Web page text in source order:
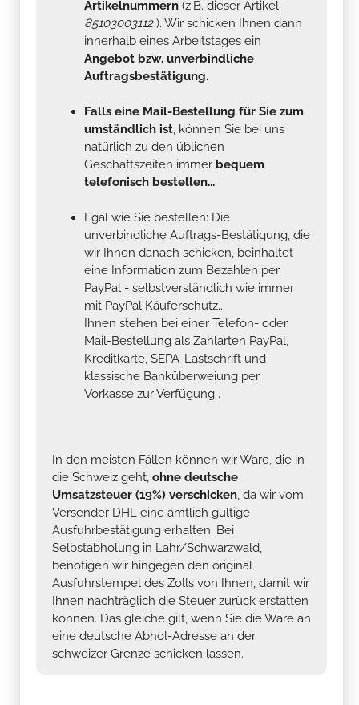
Artikelnummern (z.B. dieser Artikel:
85103003112). Wir schicken Ihnen dann
innerhalb eines Arbeitstages ein
Angebot bzw. unverbindliche
Auftragsbestätigung.
Falls eine Mail-Bestellung für Sie zum
umständlich ist, können Sie bei uns
natürlich zu den üblichen
Geschäftszeiten immer bequem
telefonisch bestellen...
Egal wie Sie bestellen: Die
unverbindliche Auftrags-Bestätigung, die
wir Ihnen danach schicken, beinhaltet
eine Information zum Bezahlen per
PayPal - selbstverständlich wie immer
mit PayPal Käuferschutz...
Ihnen stehen bei einer Telefon- oder
Mail-Bestellung als Zahlarten PayPal,
Kreditkarte, SEPA-Lastschrift und
klassische Banküberweiung per
Vorkasse zur Verfügung .
In den meisten Fällen können wir Ware, die in
die Schweiz geht, ohne deutsche
Umsatzsteuer (19%) verschicken, da wir vom
Versender DHL eine amtlich gültige
Ausfuhrbestätigung erhalten. Bei
Selbstabholung in Lahr/Schwarzwald,
benötigen wir hingegen den original
Ausfuhrstempel des Zolls von Ihnen, damit wir
Ihnen nachträglich die Steuer zurück erstatten
können. Das gleiche gilt, wenn Sie die Ware an
eine deutsche Abhol-Adresse an der
schweizer Grenze schicken lassen.